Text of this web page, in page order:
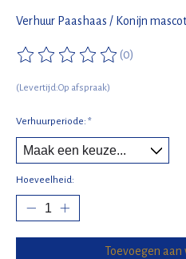
Verhuur Paashaas / Konijn
De beoordeling van dit product is
(0)
(Levertijd:Op afspraak)
Verhuurperiode: *
Hoeveelheid:
Toevoegen